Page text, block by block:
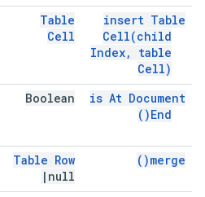
insert Table
Cell(child
Index,
table
Cell)
Table
Cell
is At Document
End(
)
Boolean
merge(
)
Table Row
| null